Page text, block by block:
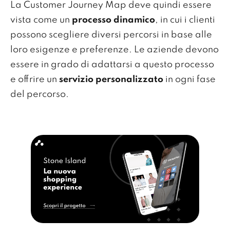
La Customer Journey Map deve quindi essere
vista come un processo dinamico, in cui i clienti
possono scegliere diversi percorsi in base alle
loro esigenze e preferenze. Le aziende devono
essere in grado di adattarsi a questo processo
e offrire un servizio personalizzato in ogni fase
del percorso.